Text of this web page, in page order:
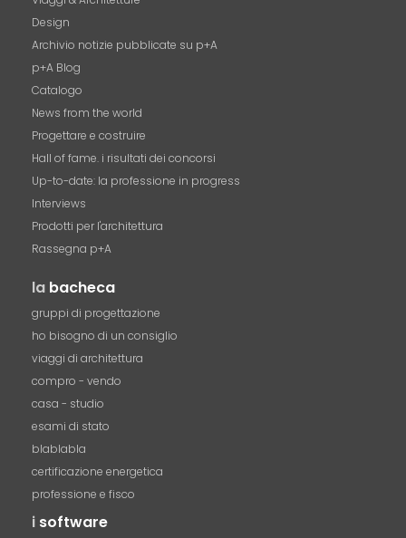
Design
Archivio notizie pubblicate su p+A
p+A Blog
Catalogo
News from the world
Progettare e costruire
Hall of fame. i risultati dei concorsi
Up-to-date: la professione in progress
Interviews
Prodotti per l'architettura
Rassegna p+A
la bacheca
gruppi di progettazione
ho bisogno di un consiglio
viaggi di architettura
compro - vendo
casa - studio
esami di stato
blablabla
certificazione energetica
professione e fisco
i software